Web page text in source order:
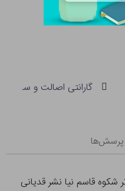
گارانتی اصالت و سلامت
پرسش‌ها